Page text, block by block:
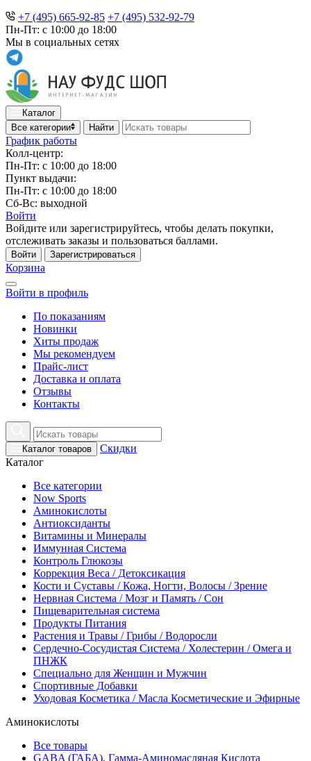
+7 (495) 665-92-85 +7 (495) 532-92-79
Пн-Пт: с 10:00 до 18:00
Мы в социальных сетях
Каталог
Все категории
Найти
График работы
Колл-центр:
Пн-Пт: с 10:00 до 18:00
Пункт выдачи:
Пн-Пт: с 10:00 до 18:00
Сб-Вс: выходной
Войти
Войдите или зарегистрируйтесь, чтобы делать покупки,
отслеживать заказы и пользоваться баллами.
Войти Зарегистрироваться
Корзина
Войти в профиль
По показаниям
Новинки
Хиты продаж
Мы рекомендуем
Прайс-лист
Доставка и оплата
Отзывы
Контакты
Каталог товаров
Скидки
Каталог
Все категории
Now Sports
Аминокислоты
Антиоксиданты
Витамины и Минералы
Иммунная Система
Контроль Глюкозы
Коррекция Веса / Детоксикация
Кости и Суставы / Кожа, Ногти, Волосы / Зрение
Нервная Система / Мозг и Память / Сон
Пищеварительная система
Продукты Питания
Растения и Травы / Грибы / Водоросли
Сердечно-Сосудистая Система / Холестерин / Омега и
ПНЖК
Специально для Женщин и Мужчин
Спортивные Добавки
Уходовая Косметика / Масла Косметические и Эфирные
Аминокислоты
Все товары
GABA (ГАБА), Гамма-Аминомасляная Кислота